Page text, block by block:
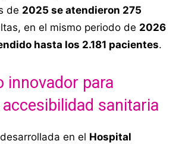
de 2025 se atendieron 275
en el mismo periodo de 2026
hasta los 2.181 pacientes.
innovador para
sanitaria
en el Hospital